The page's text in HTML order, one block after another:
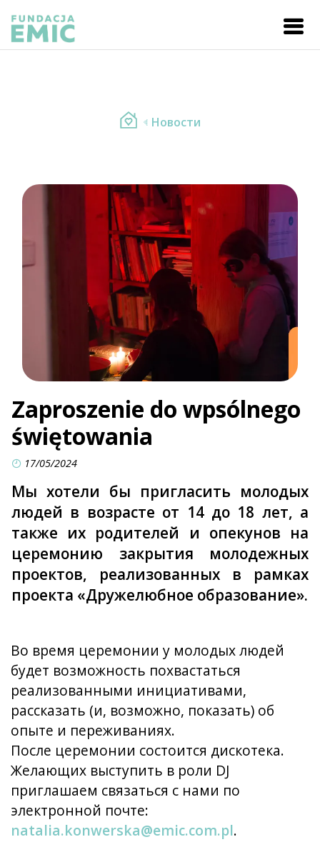
Новости
Zaproszenie do wpsólnego
świętowania
17/05/2024
Мы хотели бы пригласить молодых
людей в возрасте от 14 до 18 лет, а
также их родителей и опекунов на
церемонию закрытия молодежных
проектов, реализованных в рамках
проекта «Дружелюбное образование».
Во время церемонии у молодых людей
будет возможность похвастаться
реализованными инициативами,
рассказать (и, возможно, показать) об
опыте и переживаниях.
После церемонии состоится дискотека.
Желающих выступить в роли DJ
приглашаем связаться с нами по
электронной почте:
natalia.konwerska@emic.com.pl.